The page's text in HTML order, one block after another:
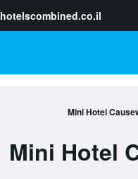
hotelscombined.co.il
Mini Hotel
Mini Hotel